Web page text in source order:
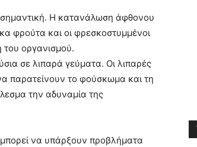
σημαντική. Η κατανάλωση άφθονου
φρούτα και οι φρεσκοστυμμένοι
οργανισμού.
σε λιπαρά γεύματα. Οι λιπαρές
παρατείνουν το φούσκωμα και τη
την αδυναμία της
να υπάρξουν προβλήματα